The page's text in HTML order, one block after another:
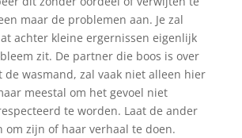
maar de problemen aan. Je zal
achter kleine ergernissen eigenlijk
zit. De partner die boos is over
de wasmand, zal vaak niet alleen hier
meestal om het gevoel niet
te worden. Laat de ander
zijn of haar verhaal te doen.